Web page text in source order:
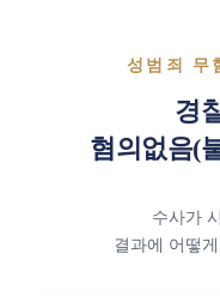
성범죄 무
경
혐의없음(
수사가
결과에 어떻